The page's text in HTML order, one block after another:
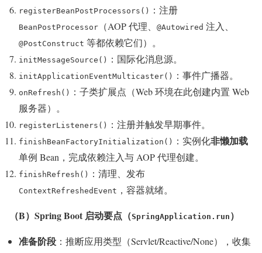
registerBeanPostProcessors() ：注册
BeanPostProcessor （AOP 代理、 @Autowired 注入、
@PostConstruct 等都依赖它们）。
initMessageSource() ：国际化消息源。
initApplicationEventMulticaster() ：事件广播器。
onRefresh()
：子类扩展点（Web 环境在此创建内置 Web
服务器）。
registerListeners() ：注册并触发早期事件。
finishBeanFactoryInitialization() ：实例化非懒加载
单例 Bean，完成依赖注入与 AOP 代理创建。
finishRefresh() ：清理、发布
ContextRefreshedEvent ，容器就绪。
（B）Spring Boot 启动要点（SpringApplication.run ）
准备阶段 ：推断应用类型（Servlet/Reactive/None），收集